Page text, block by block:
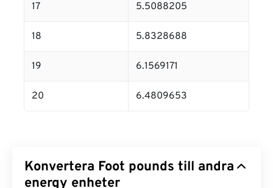
17 5.5088205
18 5.8328688
19 6.1569171
20 6.4809653
Konvertera Foot pounds till andra
energy enheter